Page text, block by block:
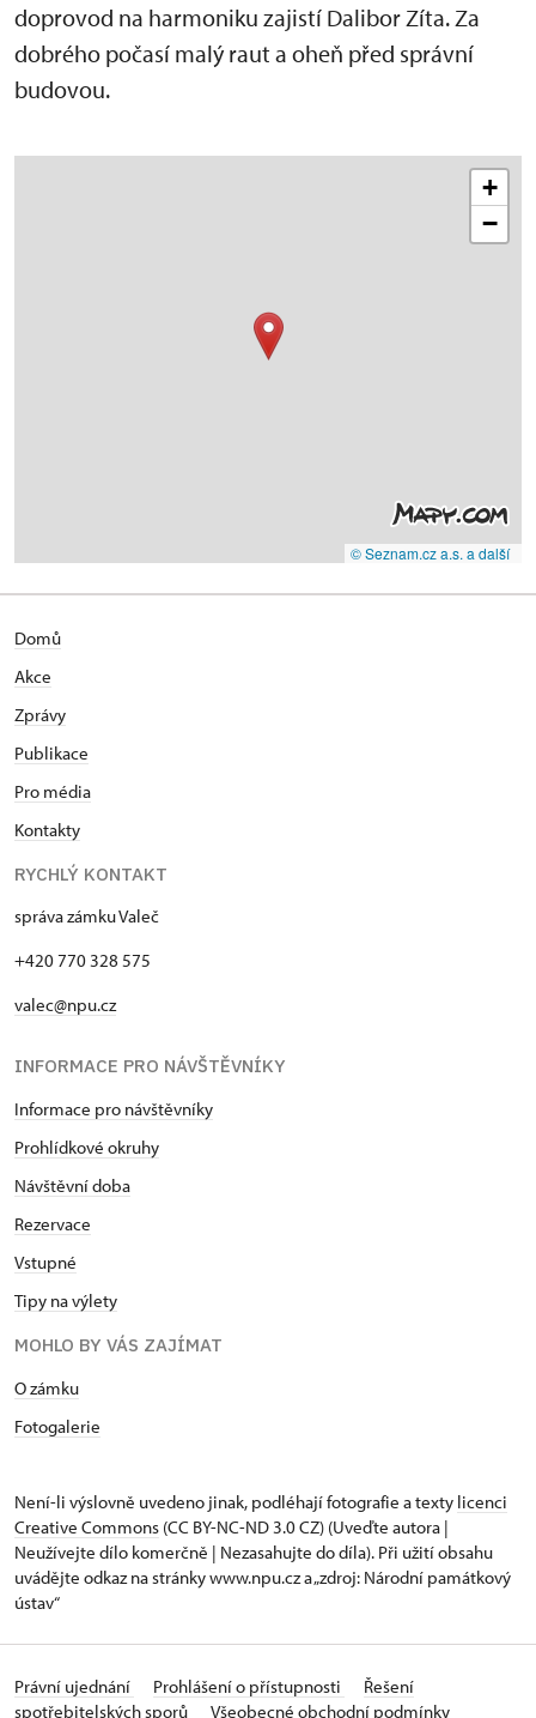
doprovod na harmoniku zajistí Dalibor Zíta. Za
dobrého počasí malý raut a oheň před správní
budovou.
+
−
© Seznam.cz a.s. a další
Domů
Akce
Zprávy
Publikace
Pro média
Kontakty
RYCHLÝ KONTAKT
správa zámku Valeč
+420 770 328 575
valec@npu.cz
INFORMACE PRO NÁVŠTĚVNÍKY
Informace pro návštěvníky
Prohlídkové okruhy
Návštěvní doba
Rezervace
Vstupné
Tipy na výlety
MOHLO BY VÁS ZAJÍMAT
O zámku
Fotogalerie
Není-li výslovně uvedeno jinak, podléhají fotografie a texty licenci
Creative Commons (CC BY-NC-ND 3.0 CZ) (Uveďte autora |
Neužívejte dílo komerčně | Nezasahujte do díla). Při užití obsahu
uvádějte odkaz na stránky www.npu.cz a „zdroj: Národní památkový
ústav“
Právní ujednání Prohlášení o přístupnosti
Řešení
spotřebitelských sporů
Všeobecné obchodní podmínky